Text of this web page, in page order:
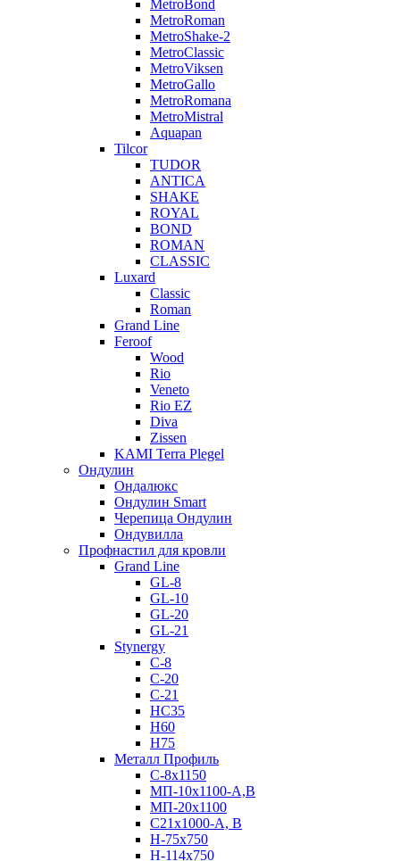
MetroBond
MetroRoman
MetroShake-2
MetroClassic
MetroViksen
MetroGallo
MetroRomana
MetroMistral
Aquapan
Tilcor
TUDOR
ANTICA
SHAKE
ROYAL
BOND
ROMAN
CLASSIC
Luxard
Classic
Roman
Grand Line
Feroof
Wood
Rio
Veneto
Rio EZ
Diva
Zissen
KAMI Terra Plegel
Ондулин
Ондалюкс
Ондулин Smart
Черепица Ондулин
Ондувилла
Профнастил для кровли
Grand Line
GL-8
GL-10
GL-20
GL-21
Stynergy
C-8
C-20
C-21
НС35
Н60
H75
Металл Профиль
С-8х1150
МП-10x1100-А,В
МП-20х1100
С21х1000-А, В
H-75х750
Н-114х750